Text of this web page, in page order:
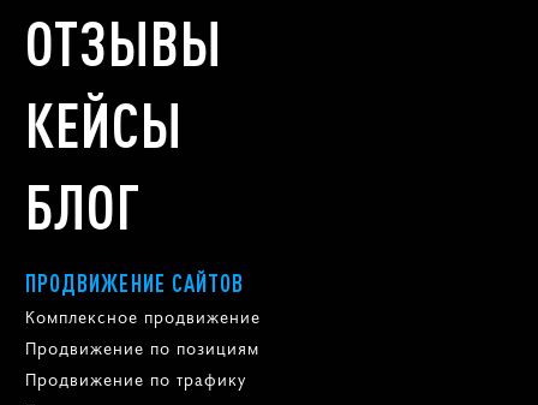
ОТЗЫВЫ
КЕЙСЫ
БЛОГ
ПРОДВИЖЕНИЕ САЙТОВ
Комплексное продвижение
Продвижение по позициям
Продвижение по трафику